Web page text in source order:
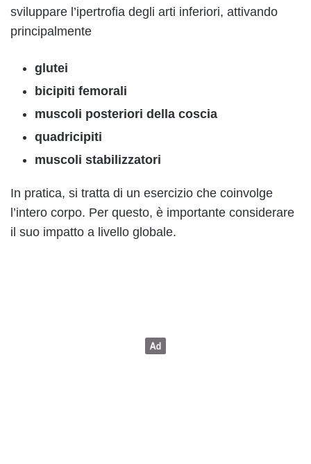
sviluppare l’ipertrofia degli arti inferiori, attivando
principalmente
glutei
bicipiti femorali
muscoli posteriori della coscia
quadricipiti
muscoli stabilizzatori
In pratica, si tratta di un esercizio che coinvolge
l’intero corpo. Per questo, è importante considerare
il suo impatto a livello globale.